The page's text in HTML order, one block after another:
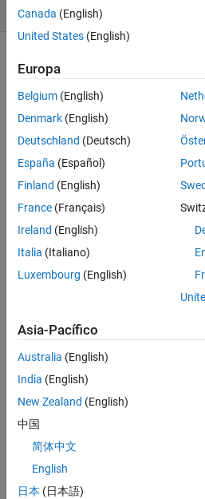
2 likes
a 100 X
100
array of
Solutions
486
Solvers
Last
Solution
submitted
on Jun 11,
2026
Canada (English)
United States (English)
Europa
Belgium (English)
Denmark (English)
Deutschland (Deutsch)
España (Español)
Finland (English)
France (Français)
Ireland (English)
Italia (Italiano)
Luxembourg (English)
Asia-Pacífico
Australia (English)
India (English)
New Zealand (English)
中国
简体中文
English
日本 (日本語)